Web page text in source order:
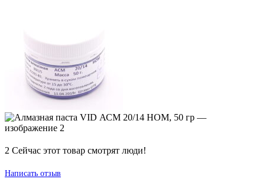
2 Сейчас этот товар смотрят люди!
Написать отзыв